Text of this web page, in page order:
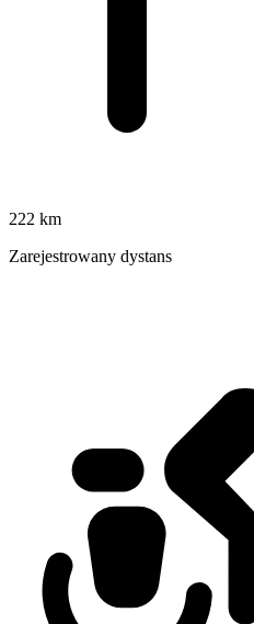
222 km
Zarejestrowany dystans